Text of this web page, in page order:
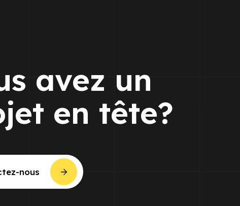
avez un
en tête?
nous